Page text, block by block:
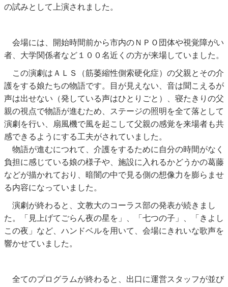
の試みとして上演されました。
会場には、開始時間前から市内のＮＰＯ団体や視覚障がい
者、大学関係者など１００名近くの方が来場していました。
この演劇はＡＬＳ（筋萎縮性側索硬化症）の父親とその介
護をする娘たちの物語です。目が見えない、音は聞こえるが
声は出せない（発している声はひとりごと）、寝たきりの父
親の視点で物語が進むため、ステージの照明を全て落として
演劇を行い、扇風機で風を起こして父親の感覚を来場者も共
感できるようにする工夫がされていました。
物語が進むにつれて、介護をするために自分の時間がなく
負担に感じている娘の様子や、施設に入れるかどうかの葛藤
などが描かれており、暗闇の中で見る側の想像力を膨らませ
る内容になっていました。
演劇が終わると、文教大のコーラス部の発表が続きまし
た。「見上げてごらん夜の星を」、「七つの子」、「きよし
この夜」など、ハンドベルを用いて、会場にきれいな歌声を
響かせていました。
全てのプログラムが終わると、出口に運営スタッフが並び